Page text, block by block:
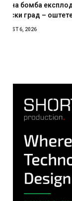
И Данска се
месечна воена
AUGUST 4, 2026